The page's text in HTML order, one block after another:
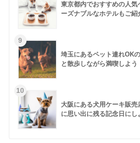
東京都内でおすすめの人気
ーズナブルなホテルもご紹
埼玉にあるペット連れOK
と散歩しながら満喫しよう
大阪にある犬用ケーキ販
に思い出に残る記念日にし